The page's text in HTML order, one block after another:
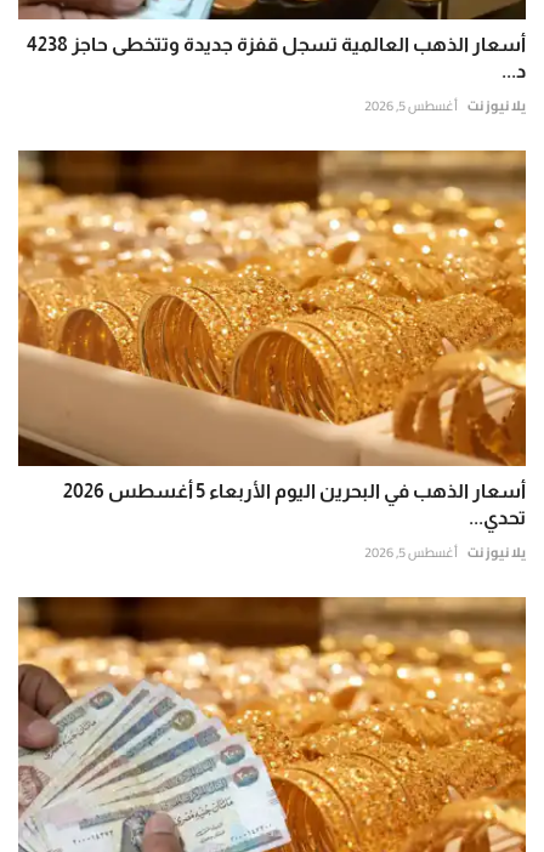
أسعار الذهب العالمية تسجل قفزة جديدة وتتخطى حاجز 4238
د...
يلا نيوز نت أغسطس 5, 2026
أسعار الذهب في البحرين اليوم الأربعاء 5 أغسطس 2026
تحدي...
يلا نيوز نت أغسطس 5, 2026